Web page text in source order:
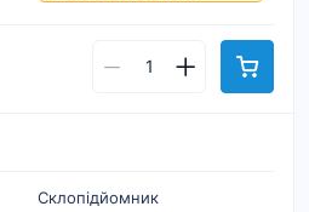
Склопідйомник